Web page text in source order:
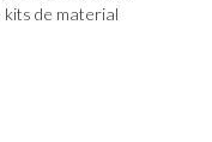
kits de material